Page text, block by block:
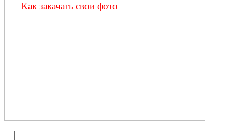
Как закачать свои фото